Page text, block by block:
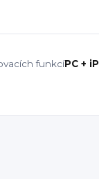
funkcíPC +